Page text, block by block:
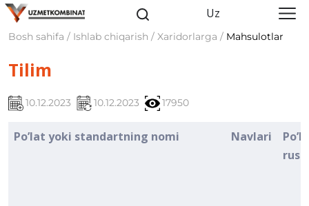
Uz
Bosh sahifa / Ishlab chiqarish / Xaridorlarga / Mahsulotlar
Tilim
10.12.2023 10.12.2023 17950
Po’lat yoki standartning nomi Navlari